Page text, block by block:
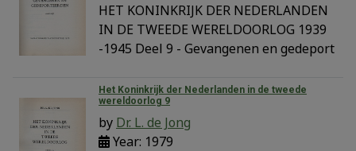
HET KONINKRIJK DER NEDERLANDEN
IN DE TWEEDE WERELDOORLOG 1939
-1945 Deel 9 - Gevangenen en gedeport
Het Koninkrijk der Nederlanden in de tweede
wereldoorlog 9
by Dr. L. de Jong
Year: 1979